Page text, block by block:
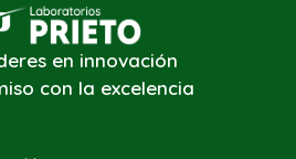
en innovación
con la excelencia